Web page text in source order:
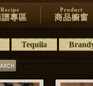
Recipe
專區
Product
商品櫥窗
Tequila